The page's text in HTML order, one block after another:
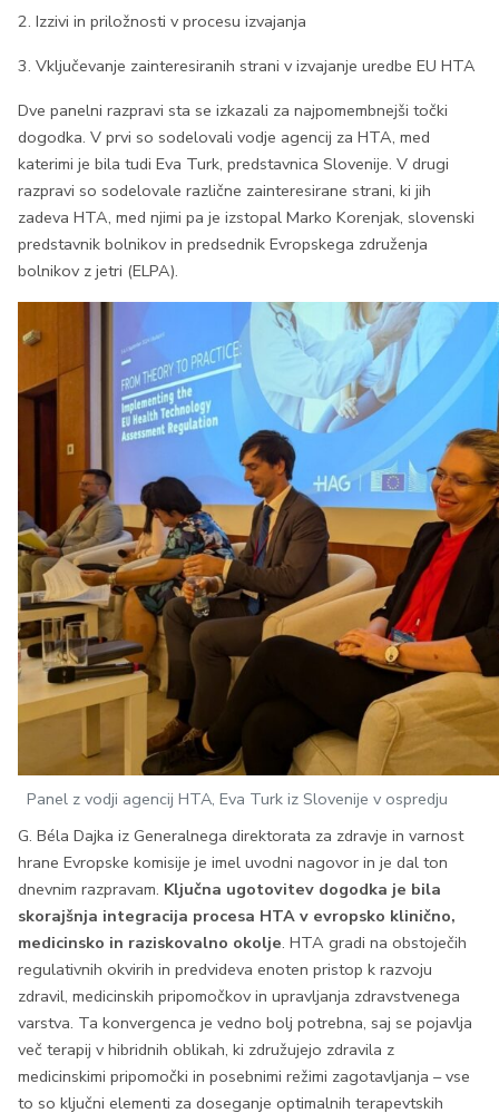
2. Izzivi in priložnosti v procesu izvajanja
3. Vključevanje zainteresiranih strani v izvajanje uredbe EU HTA
Dve panelni razpravi sta se izkazali za najpomembnejši točki
dogodka. V prvi so sodelovali vodje agencij za HTA, med
katerimi je bila tudi Eva Turk, predstavnica Slovenije. V drugi
razpravi so sodelovale različne zainteresirane strani, ki jih
zadeva HTA, med njimi pa je izstopal Marko Korenjak, slovenski
predstavnik bolnikov in predsednik Evropskega združenja
bolnikov z jetri (ELPA).
Panel z vodji agencij HTA, Eva Turk iz Slovenije v ospredju
G. Béla Dajka iz Generalnega direktorata za zdravje in varnost
hrane Evropske komisije je imel uvodni nagovor in je dal ton
dnevnim razpravam. Ključna ugotovitev dogodka je bila
skorajšnja integracija procesa HTA v evropsko klinično,
medicinsko in raziskovalno okolje. HTA gradi na obstoječih
regulativnih okvirih in predvideva enoten pristop k razvoju
zdravil, medicinskih pripomočkov in upravljanja zdravstvenega
varstva. Ta konvergenca je vedno bolj potrebna, saj se pojavlja
več terapij v hibridnih oblikah, ki združujejo zdravila z
medicinskimi pripomočki in posebnimi režimi zagotavljanja – vse
to so ključni elementi za doseganje optimalnih terapevtskih